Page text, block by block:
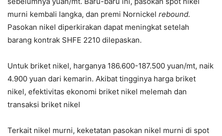
murni kembali langka, dan premi Nornickel rebound.
Pasokan nikel diperkirakan dapat meningkat setelah
barang kontrak SHFE 2210 dilepaskan.
Untuk briket nikel, harganya 186.600-187.500 yuan/mt, naik
4.900 yuan dari kemarin. Akibat tingginya harga briket
nikel, efektivitas ekonomi briket nikel melemah dan
transaksi briket nikel
Terkait nikel murni, keketatan pasokan nikel murni di spot